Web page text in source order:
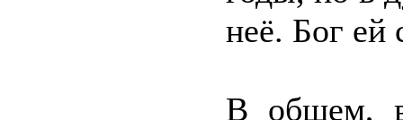
неё. Бог ей
В общем, в